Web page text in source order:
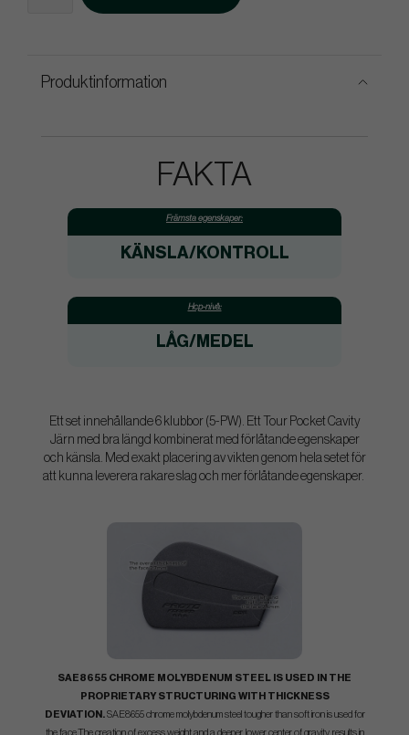
Produktinformation
FAKTA
Främsta egenskaper:
KÄNSLA/KONTROLL
Hcp-nivå:
LÅG/MEDEL
Ett set innehållande 6 klubbor (5-PW). Ett Tour Pocket Cavity
Järn med bra längd kombinerat med förlåtande egenskaper
och känsla. Med exakt placering av vikten genom hela setet för
att kunna leverera rakare slag och mer förlåtande egenskaper.
SAE8655 CHROME MOLYBDENUM STEEL IS USED IN THE
PROPRIETARY STRUCTURING WITH THICKNESS
DEVIATION. SAE8655 chrome molybdenum steel tougher than soft iron is used for
the face.The creation of excess weight and a deeper, lower center of gravity, results in